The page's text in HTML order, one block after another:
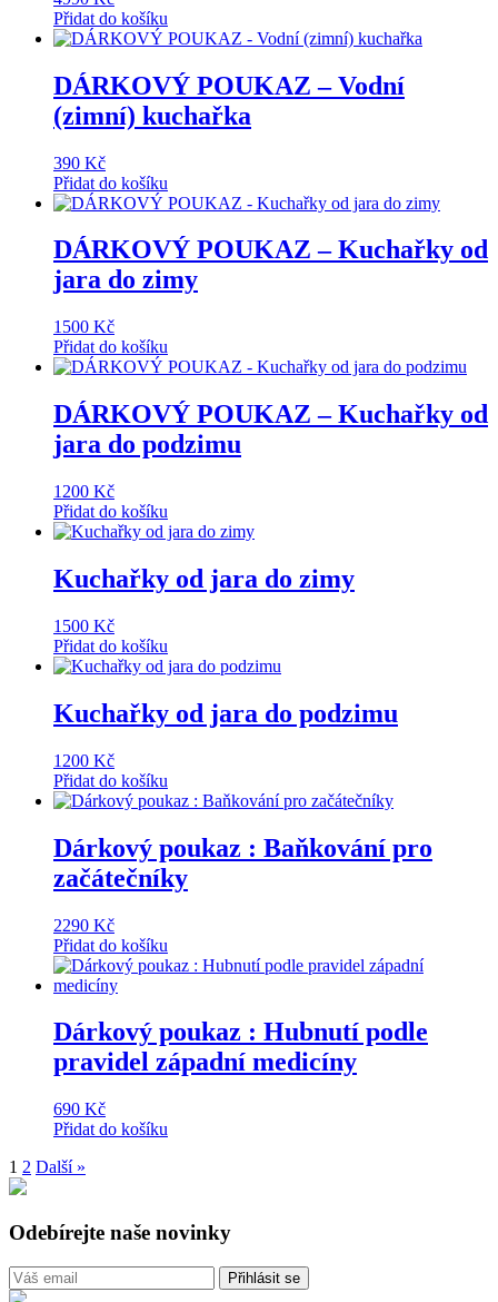
Přidat do košíku
DÁRKOVÝ POUKAZ – Vodní
(zimní) kuchařka
390 Kč
Přidat do košíku
DÁRKOVÝ POUKAZ – Kuchařky od
jara do zimy
1500 Kč
Přidat do košíku
DÁRKOVÝ POUKAZ – Kuchařky od
jara do podzimu
1200 Kč
Přidat do košíku
Kuchařky od jara do zimy
1500 Kč
Přidat do košíku
Kuchařky od jara do podzimu
1200 Kč
Přidat do košíku
Dárkový poukaz : Baňkování pro
začátečníky
2290 Kč
Přidat do košíku
Dárkový poukaz : Hubnutí podle
pravidel západní medicíny
690 Kč
Přidat do košíku
1 2 Další »
Odebírejte naše novinky
Přihlásit se